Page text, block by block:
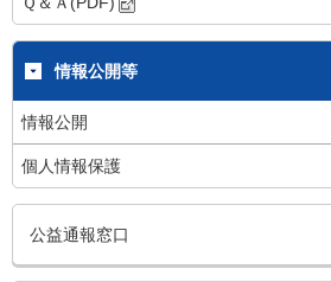
情報公開等
情報公開
個人情報保護
公益通報窓口